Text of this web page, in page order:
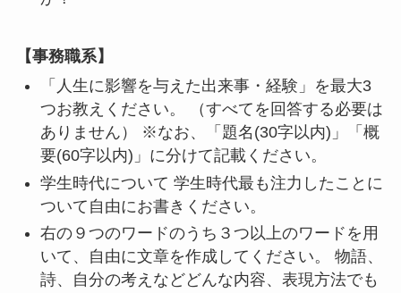
【事務職系】
「人生に影響を与えた出来事・経験」を最大3
つお教えください。 （すべてを回答する必要は
ありません） ※なお、「題名(30字以内)」「概
要(60字以内)」に分けて記載ください。
学生時代について 学生時代最も注力したことに
ついて自由にお書きください。
右の９つのワードのうち３つ以上のワードを用
いて、自由に文章を作成してください。 物語、
詩、自分の考えなどどんな内容、表現方法でも